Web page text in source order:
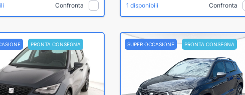
Confronta 1 disponibili Confronta
PRONTA CONSEGNA SUPER OCCASIONE PRONTA CONSEGNA